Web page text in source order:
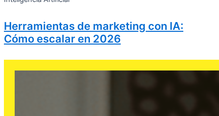
Herramientas de marketing con IA:
Cómo escalar en 2026